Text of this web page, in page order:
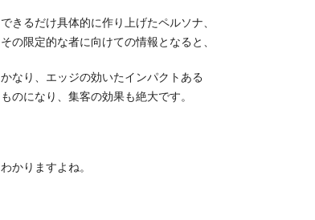
できるだけ具体的に作り上げたペルソナ、
その限定的な者に向けての情報となると、
かなり、エッジの効いたインパクトある
ものになり、集客の効果も絶大です。
わかりますよね。